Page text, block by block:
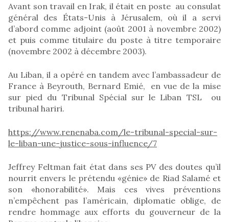
Avant son travail en Irak, il était en poste au consulat
général des États-Unis à Jérusalem, où il a servi
d’abord comme adjoint (août 2001 à novembre 2002)
et puis comme titulaire du poste à titre temporaire
(novembre 2002 à décembre 2003).
Au Liban, il a opéré en tandem avec l’ambassadeur de
France à Beyrouth, Bernard Emié, en vue de la mise
sur pied du Tribunal Spécial sur le Liban TSL ou
tribunal hariri.
https://www.renenaba.com/le-tribunal-special-sur-
le-liban-une-justice-sous-influence/7
Jeffrey Feltman fait état dans ses PV des doutes qu’il
nourrit envers le prétendu «génie» de Riad Salamé et
son «honorabilité». Mais ces vives préventions
n’empêchent pas l’américain, diplomatie oblige, de
rendre hommage aux efforts du gouverneur de la